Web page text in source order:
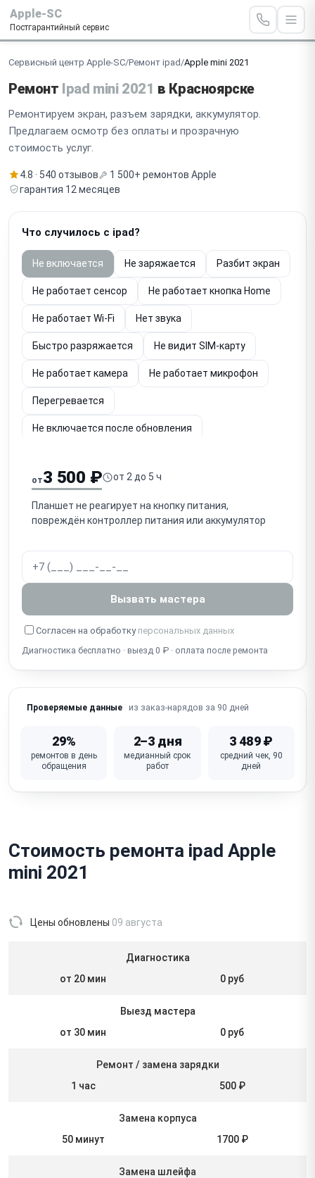
Apple-SC
Постгарантийный сервис
Сервисный центр Apple-SC/Ремонт ipad/Apple mini 2021
Ремонт Ipad mini 2021 в Красноярске
Ремонтируем экран, разъем зарядки, аккумулятор.
Предлагаем осмотр без оплаты и прозрачную
стоимость услуг.
4.8 · 540 отзывов
1 500+ ремонтов Apple
гарантия 12 месяцев
Что случилось с ipad?
Не включается Не заряжается Разбит экран
Не работает сенсор Не работает кнопка Home
Не работает Wi-Fi Нет звука
Быстро разряжается Не видит SIM-карту
Не работает камера Не работает микрофон
Перегревается
Не включается после обновления
от3 500 ₽ от 2 до 5 ч
Планшет не реагирует на кнопку питания,
повреждён контроллер питания или аккумулятор
Вызвать мастера
Согласен на обработку персональных данных
Диагностика бесплатно · выезд 0 ₽ · оплата после ремонта
Проверяемые данные из заказ-нарядов за 90 дней
29%
ремонтов в день
обращения
2–3 дня
медианный срок
работ
3 489 ₽
средний чек, 90
дней
Стоимость ремонта ipad Apple
mini 2021
Цены обновлены 09 августа
Диагностика
от 20 мин
0 руб
Выезд мастера
от 30 мин
0 руб
Ремонт / замена зарядки
1 час
500 ₽
Замена корпуса
50 минут
1700 ₽
Замена шлейфа